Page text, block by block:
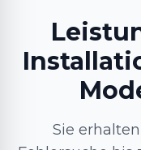
Sie